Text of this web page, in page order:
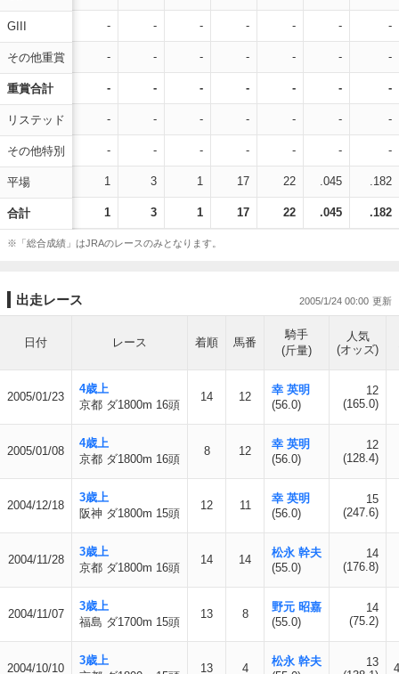
GIII
その他重賞
重賞合計
リステッド
その他特別
平場
合計
- - - - - - -
- - - - - - -
- - - - - - -
- - - - - - -
- - - - - - -
1 3 1 17 22 .045 .182
1 3 1 17 22 .045 .182
※「総合成績」はJRAのレースのみとなります。
出走レース 2005/1/24 00:00
日付 レース 着順 馬番
騎手
(斤量)
人気
(オッズ)
2005/01/23
4歳上
京都 ダ1800m 16頭
14 12
幸 英明
(56.0)
12
(165.0)
2005/01/08
4歳上
京都 ダ1800m 16頭
8 12
幸 英明
(56.0)
12
(128.4)
2004/12/18
3歳上
阪神 ダ1800m 15頭
12 11
幸 英明
(56.0)
15
(247.6)
2004/11/28
3歳上
京都 ダ1800m 16頭
14 14
松永 幹夫
(55.0)
14
(176.8)
2004/11/07
3歳上
福島 ダ1700m 15頭
13 8
野元 昭嘉
(55.0)
14
(75.2)
2004/10/10
3歳上
13 4
松永 幹夫
13